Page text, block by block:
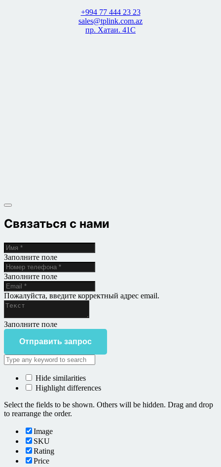
+994 77 444 23 23
sales@tplink.com.az
пр. Хатаи. 41C
Связаться с нами
Заполните поле
Заполните поле
Пожалуйста, введите корректный адрес email.
Заполните поле
Отправить запрос
Hide similarities
Highlight differences
Select the fields to be shown. Others will be hidden. Drag and drop
to rearrange the order.
Image
SKU
Rating
Price